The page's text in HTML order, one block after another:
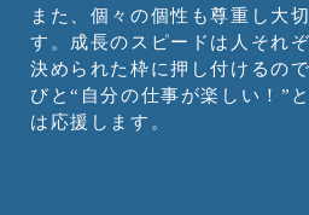
また、個々の個性も尊重し大
す。成長のスピードは人それぞ
決められた枠に押し付けるの
びと“自分の仕事が楽しい！”
は応援します。